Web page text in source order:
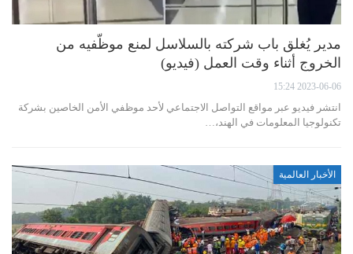
مدير يُغلق باب شركته بالسلاسل لمنع موظّفيه من
الخروج أثناء وقت العمل (فيديو)
2023-06-06 15:24
انتشر فيديو عبر مواقع التواصل الاجتماعي لأحد موظفي الأمن الخاصين بشركة
تكنولوجيا المعلومات في الهند،…
الأخبار العالمية